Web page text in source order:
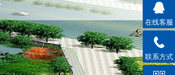
在线客服
联系方式